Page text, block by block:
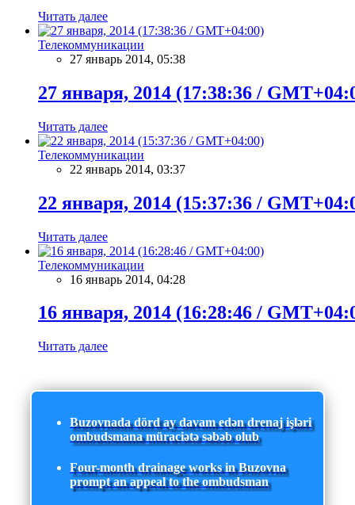
Читать далее
Телекоммуникации
27 январь 2014, 05:38
27 января, 2014 (17:38:36 /
Читать далее
Телекоммуникации
22 январь 2014, 03:37
22 января, 2014 (15:37:36 /
Читать далее
Телекоммуникации
16 январь 2014, 04:28
16 января, 2014 (16:28:46 /
Читать далее
Buzovnada dörd ay davam edən drenaj işləri
ombudsmana müraciətə səbəb olub
Four-month drainage works in Buzovna
prompt an appeal to the ombudsman